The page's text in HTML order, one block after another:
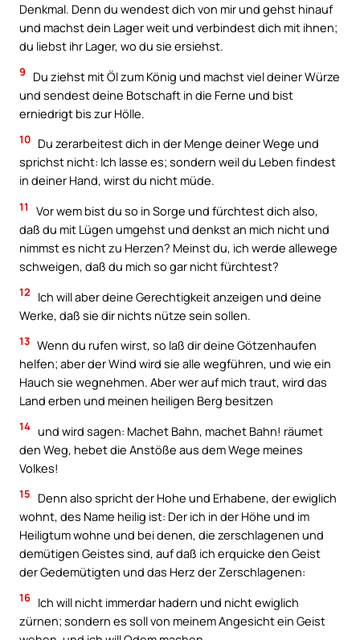
Denkmal. Denn du wendest dich von mir und gehst hinauf
und machst dein Lager weit und verbindest dich mit ihnen;
du liebst ihr Lager, wo du sie ersiehst.
9
Du ziehst mit Öl zum König und machst viel deiner Würze
und sendest deine Botschaft in die Ferne und bist
erniedrigt bis zur Hölle.
10 Du zerarbeitest dich in der Menge deiner Wege und
sprichst nicht: Ich lasse es; sondern weil du Leben findest
in deiner Hand, wirst du nicht müde.
11
Vor wem bist du so in Sorge und fürchtest dich also,
daß du mit Lügen umgehst und denkst an mich nicht und
nimmst es nicht zu Herzen? Meinst du, ich werde allewege
schweigen, daß du mich so gar nicht fürchtest?
12
Ich will aber deine Gerechtigkeit anzeigen und deine
Werke, daß sie dir nichts nütze sein sollen.
13 Wenn du rufen wirst, so laß dir deine Götzenhaufen
helfen; aber der Wind wird sie alle wegführen, und wie ein
Hauch sie wegnehmen. Aber wer auf mich traut, wird das
Land erben und meinen heiligen Berg besitzen
14 und wird sagen: Machet Bahn, machet Bahn! räumet
den Weg, hebet die Anstöße aus dem Wege meines
Volkes!
15
Denn also spricht der Hohe und Erhabene, der ewiglich
wohnt, des Name heilig ist: Der ich in der Höhe und im
Heiligtum wohne und bei denen, die zerschlagenen und
demütigen Geistes sind, auf daß ich erquicke den Geist
der Gedemütigten und das Herz der Zerschlagenen:
16 Ich will nicht immerdar hadern und nicht ewiglich
zürnen; sondern es soll von meinem Angesicht ein Geist